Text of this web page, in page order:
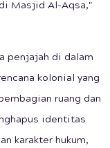
Masjid Al-Aqsa,"
penjajah di dalam
kolonial yang
ruang dan
identitas
karakter hukum,